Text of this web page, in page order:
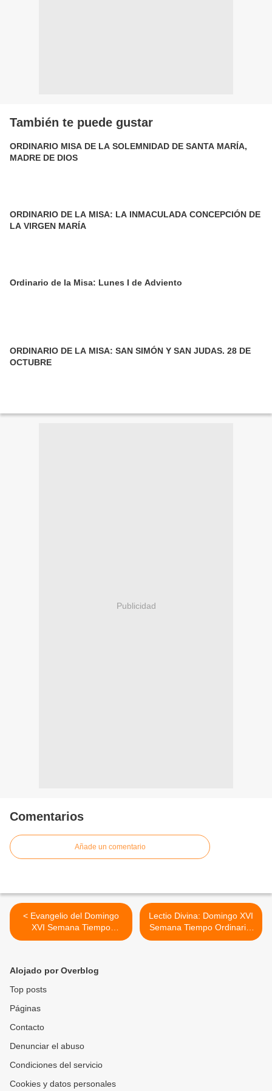
También te puede gustar
ORDINARIO MISA DE LA SOLEMNIDAD DE SANTA MARÍA,
MADRE DE DIOS
ORDINARIO DE LA MISA: LA INMACULADA CONCEPCIÓN DE
LA VIRGEN MARÍA
Ordinario de la Misa: Lunes I de Adviento
ORDINARIO DE LA MISA: SAN SIMÓN Y SAN JUDAS. 28 DE
OCTUBRE
Publicidad
Comentarios
Añade un comentario
< Evangelio del Domingo
XVI Semana Tiempo
Ordinario. Ciclo B. 22 de
Lectio Divina: Domingo XVI
Semana Tiempo Ordinario.
Ciclo B. 22 de Julio, 2012 >
Alojado por Overblog
Top posts
Páginas
Contacto
Denunciar el abuso
Condiciones del servicio
Cookies y datos personales